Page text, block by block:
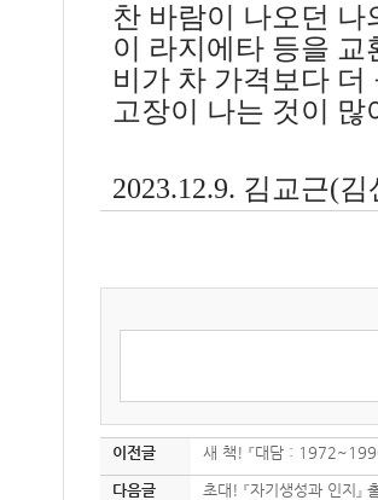
찬 바람이 나오던
이 라지에타 등을
비가 차 가격보다 더
고장이 나는 것이
2023.12.9. 김교근(
이전글 새 책! 『대담 :
다음글 초대! 『자기생성과 인지